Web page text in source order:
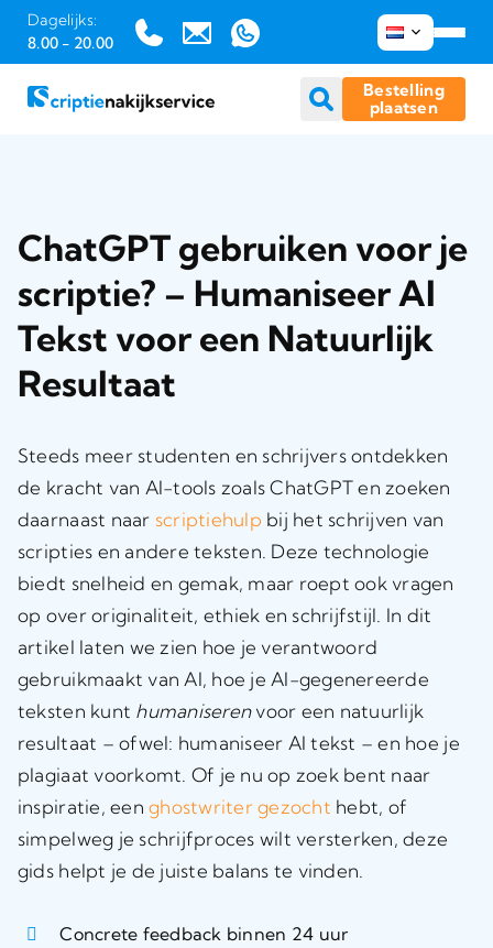
Dagelijks:
8.00 - 20.00
Bestelling
plaatsen
ChatGPT gebruiken voor je
scriptie? – Humaniseer AI
Tekst voor een Natuurlijk
Resultaat
Steeds meer studenten en schrijvers ontdekken
de kracht van AI-tools zoals ChatGPT en zoeken
daarnaast naar scriptiehulp bij het schrijven van
scripties en andere teksten. Deze technologie
biedt snelheid en gemak, maar roept ook vragen
op over originaliteit, ethiek en schrijfstijl. In dit
artikel laten we zien hoe je verantwoord
gebruikmaakt van AI, hoe je AI-gegenereerde
teksten kunt humaniserenvoor een natuurlijk
resultaat – ofwel: humaniseer AI tekst – en hoe je
plagiaat voorkomt. Of je nu op zoek bent naar
inspiratie, eenghostwriter gezocht hebt, of
simpelweg je schrijfproces wilt versterken, deze
gids helpt je de juiste balans te vinden.
Concrete feedback binnen 24 uur